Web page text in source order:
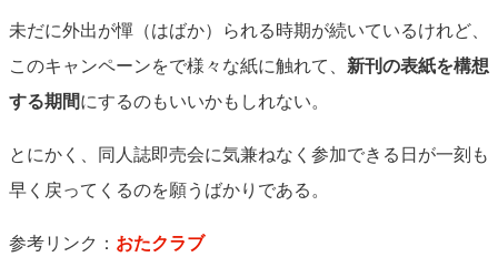
未だに外出が憚（はばか）られる時期が続いているけれど、
このキャンペーンをで様々な紙に触れて、 新刊の表紙を構想
する期間にするのもいいかもしれない。
とにかく、同人誌即売会に気兼ねなく参加できる日が一刻も
早く戻ってくるのを願うばかりである。
参考リンク： おたクラブ